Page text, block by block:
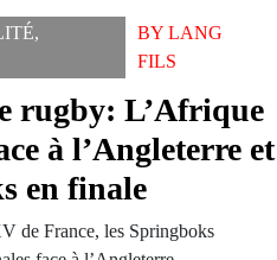
,
BYLANG
FILS
rugby: L’Afrique
à l’Angleterre et
en finale
de France, les Springboks